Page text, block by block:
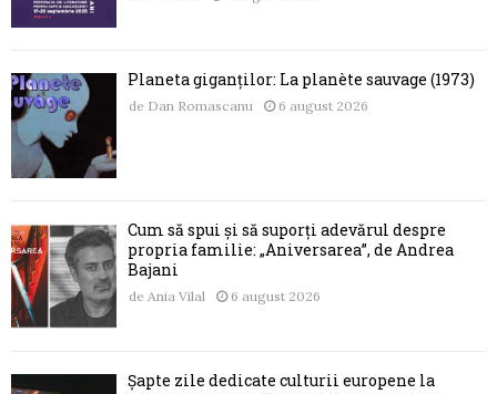
Planeta giganților: La planète sauvage (1973)
de Dan Romascanu 6 august 2026
Cum să spui și să suporți adevărul despre
propria familie: „Aniversarea”, de Andrea
Bajani
de Ania Vilal 6 august 2026
Șapte zile dedicate culturii europene la